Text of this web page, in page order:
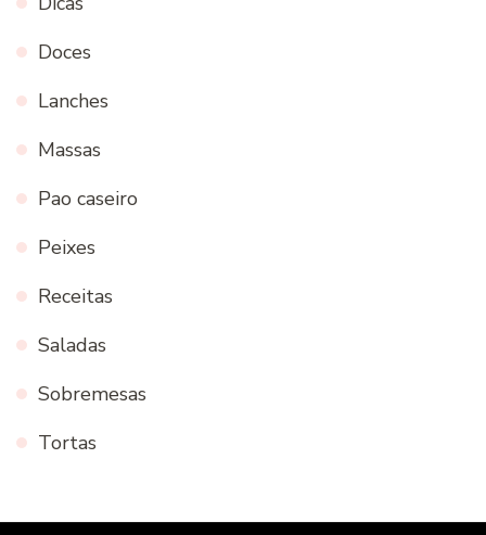
Doces
Lanches
Massas
Pao caseiro
Peixes
Receitas
Saladas
Sobremesas
Tortas